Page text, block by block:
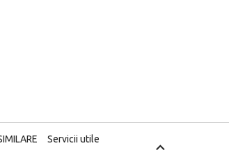
Servicii utile